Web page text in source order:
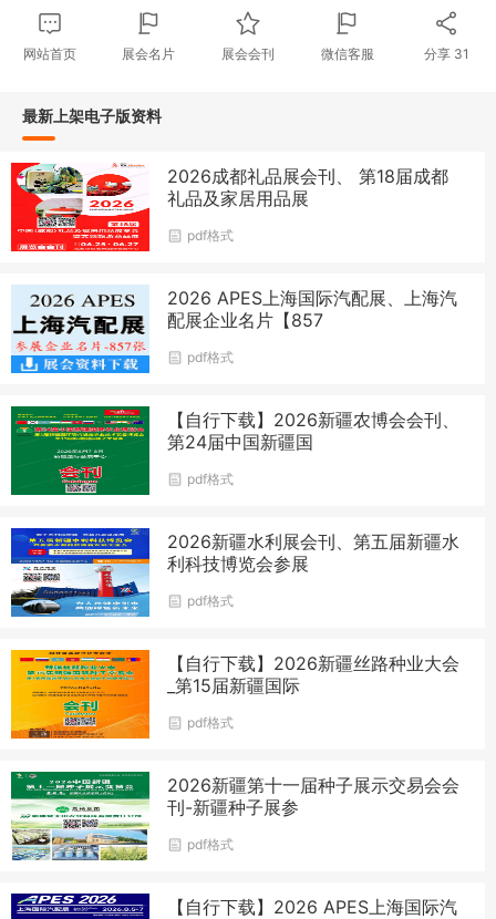
网站首页 展会名片 展会会刊 微信客服 分享 31
最新上架电子版资料
2026成都礼品展会刊、 第18届成都
礼品及家居用品展
pdf格式
2026 APES上海国际汽配展、上海汽
配展企业名片【857
pdf格式
【自行下载】2026新疆农博会会刊、
第24届中国新疆国
pdf格式
2026新疆水利展会刊、第五届新疆水
利科技博览会参展
pdf格式
【自行下载】2026新疆丝路种业大会
_第15届新疆国际
pdf格式
2026新疆第十一届种子展示交易会会
刊-新疆种子展参
pdf格式
【自行下载】2026 APES上海国际汽